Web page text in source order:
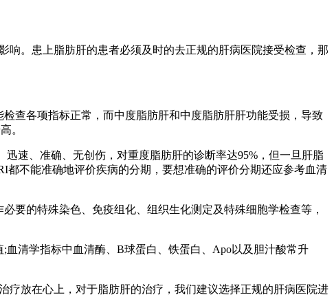
。患上脂肪肝的患者必须及时的去正规的肝病医院接受检查，那
查各项指标正常，而中度脂肪肝和中度脂肪肝肝功能受损，导致
。
速、准确、无创伤，对重度脂肪肝的诊断率达95%，但一旦肝脂
不能准确地评价疾病的分期，要想准确的评价分期还应参考血清
的特殊染色、免疫组化、组织生化测定及特殊细胞学检查等，
清学指标中血清酶、B球蛋白、铁蛋白、Apo以及胆汁酸常升
放在心上，对于脂肪肝的治疗，我们建议选择正规的肝病医院进